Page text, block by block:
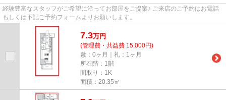
経験豊富なスタッフがご希望に沿ってお部屋をご提案♪ ご来店のご予約はお電話
もしくは下記ご予約フォームよりお願いします。
7.3万円
(管理費・共益費 15,000円)
敷：0ヶ月｜礼：1ヶ月
所在階：1階
間取り：1K
面積：20.35㎡